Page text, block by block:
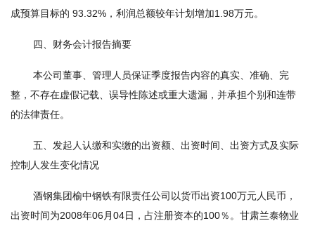
成预算目标的 93.32%，利润总额较年计划增加1.98万元。
四、财务会计报告摘要
本公司董事、管理人员保证季度报告内容的真实、准确、完
整，不存在虚假记载、误导性陈述或重大遗漏，并承担个别和连带
的法律责任。
五、发起人认缴和实缴的出资额、出资时间、出资方式及实际
控制人发生变化情况
酒钢集团榆中钢铁有限责任公司以货币出资100万元人民币，
出资时间为2008年06月04日，占注册资本的100％。甘肃兰泰物业